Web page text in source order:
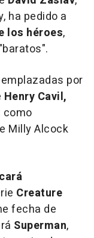
ha pedido a
los héroes,
por
Henry Cavil,
como
Milly Alcock
Creature
fecha de
Superman,